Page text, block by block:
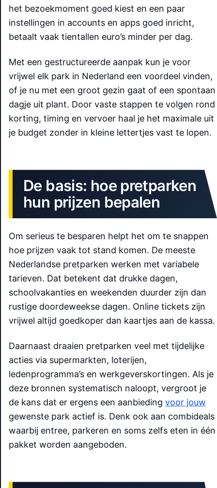
het bezoekmoment goed kiest en een paar
instellingen in accounts en apps goed inricht,
betaalt vaak tientallen euro’s minder per dag.
Met een gestructureerde aanpak kun je voor
vrijwel elk park in Nederland een voordeel vinden,
of je nu met een groot gezin gaat of een spontaan
dagje uit plant. Door vaste stappen te volgen rond
korting, timing en vervoer haal je het maximale uit
je budget zonder in kleine lettertjes vast te lopen.
De basis: hoe pretparken
hun prijzen bepalen
Om serieus te besparen helpt het om te snappen
hoe prijzen vaak tot stand komen. De meeste
Nederlandse pretparken werken met variabele
tarieven. Dat betekent dat drukke dagen,
schoolvakanties en weekenden duurder zijn dan
rustige doordeweekse dagen. Online tickets zijn
vrijwel altijd goedkoper dan kaartjes aan de kassa.
Daarnaast draaien pretparken veel met tijdelijke
acties via supermarkten, loterijen,
ledenprogramma’s en werkgeverskortingen. Als je
deze bronnen systematisch naloopt, vergroot je
de kans dat er ergens een aanbieding voor jouw
gewenste park actief is. Denk ook aan combideals
waarbij entree, parkeren en soms zelfs eten in één
pakket worden aangeboden.